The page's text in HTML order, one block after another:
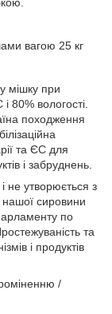
вагою 25 кг
мішку при
80% вологості.
походження
та ЄС для
і забруднень.
не утворюється з
нашої сировини
по
та
і продуктів
/